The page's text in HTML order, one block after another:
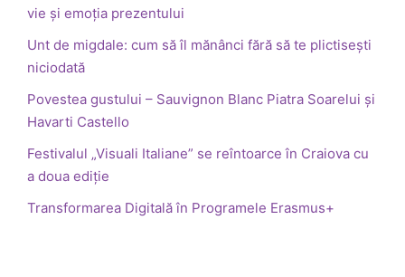
vie și emoția prezentului
Unt de migdale: cum să îl mănânci fără să te plictisești
niciodată
Povestea gustului – Sauvignon Blanc Piatra Soarelui și
Havarti Castello
Festivalul „Visuali Italiane” se reîntoarce în Craiova cu
a doua ediție
Transformarea Digitală în Programele Erasmus+